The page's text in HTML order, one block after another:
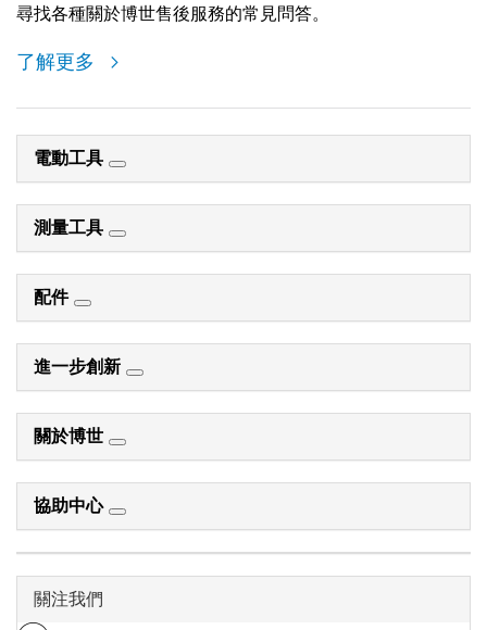
尋找各種關於博世售後服務的常見問答。
了解更多
電動工具
測量工具
配件
進一步創新
關於博世
協助中心
關注我們